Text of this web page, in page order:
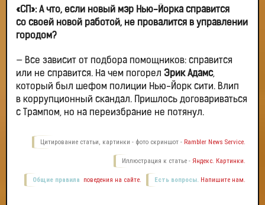
«СП»: А что, если новый мэр Нью-Йорка справится
со своей новой работой, не провалится в управлении
городом?
— Все зависит от подбора помощников: справится
или не справится. На чем погорел Эрик Адамс,
который был шефом полиции Нью-Йорк сити. Влип
в коррупционный скандал. Пришлось договариваться
с Трампом, но на переизбрание не потянул.
Цитирование статьи, картинки - фото скриншот - Rambler News Service.
Иллюстрация к статье - Яндекс. Картинки.
Есть вопросы. Напишите нам.
Общие правила поведения на сайте.